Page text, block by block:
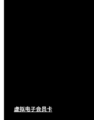
虚拟电子会员卡